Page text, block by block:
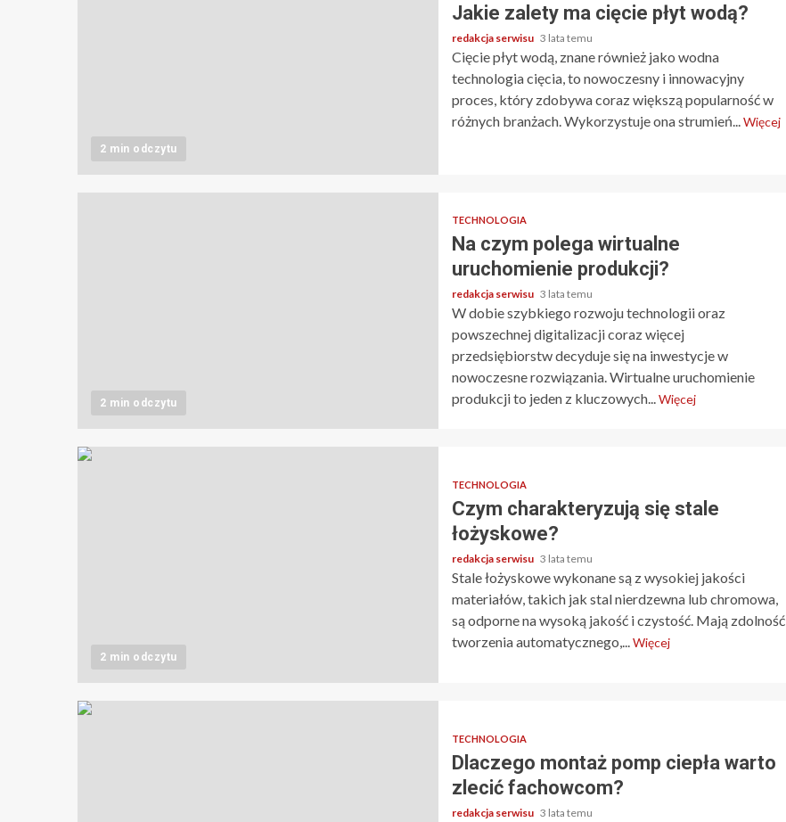
2 min odczytu
Jakie zalety ma cięcie płyt wodą?
redakcja serwisu 3 lata temu
Cięcie płyt wodą, znane również jako wodna
technologia cięcia, to nowoczesny i innowacyjny
proces, który zdobywa coraz większą popularność w
różnych branżach. Wykorzystuje ona strumień... Więcej
2 min odczytu
TECHNOLOGIA
Na czym polega wirtualne
uruchomienie produkcji?
redakcja serwisu 3 lata temu
W dobie szybkiego rozwoju technologii oraz
powszechnej digitalizacji coraz więcej
przedsiębiorstw decyduje się na inwestycje w
nowoczesne rozwiązania. Wirtualne uruchomienie
produkcji to jeden z kluczowych... Więcej
2 min odczytu
TECHNOLOGIA
Czym charakteryzują się stale
łożyskowe?
redakcja serwisu 3 lata temu
Stale łożyskowe wykonane są z wysokiej jakości
materiałów, takich jak stal nierdzewna lub chromowa,
są odporne na wysoką jakość i czystość. Mają zdolność
tworzenia automatycznego,... Więcej
TECHNOLOGIA
Dlaczego montaż pomp ciepła warto
zlecić fachowcom?
redakcja serwisu 3 lata temu